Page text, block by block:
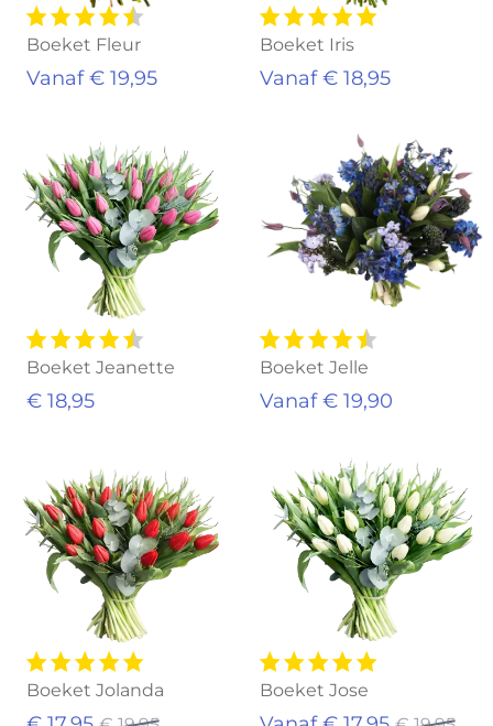
Boeket Fleur
Vanaf € 19,95
Boeket Iris
Vanaf € 18,95
Uitverkocht
Boeket Jeanette
€ 18,95
Boeket Jelle
Vanaf € 19,90
Boeket Jolanda
Uitverkocht
Boeket Jose